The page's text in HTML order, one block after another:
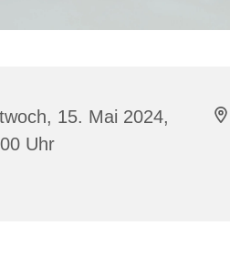
15. Mai 2024,
Uhr